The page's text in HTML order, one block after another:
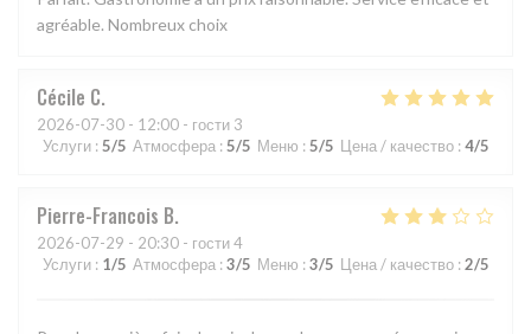
agréable. Nombreux choix
Cécile C
2026-07-30 - 12:00 - гости 3
Услуги : 5/5 Атмосфера : 5/5 Меню : 5/5 Цена / качество : 4/5
Pierre-Francois B
2026-07-29 - 20:30 - гости 4
Услуги : 1/5 Атмосфера : 3/5 Меню : 3/5 Цена / качество : 2/5